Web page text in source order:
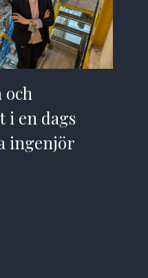
i en dags
ingenjör